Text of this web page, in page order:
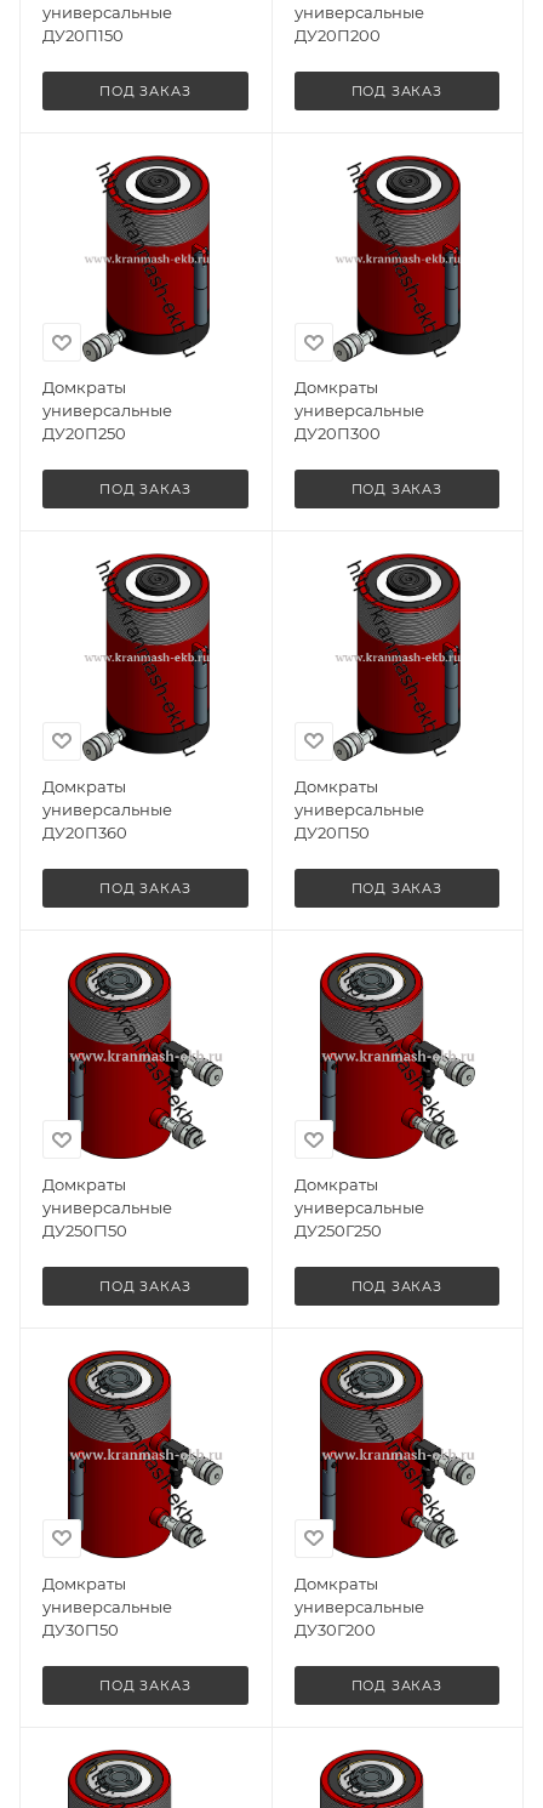
универсальные
ДУ20П150
ПОД ЗАКАЗ
универсальные
ДУ20П200
ПОД ЗАКАЗ
Домкраты
универсальные
ДУ20П250
ПОД ЗАКАЗ
Домкраты
универсальные
ДУ20П300
ПОД ЗАКАЗ
Домкраты
универсальные
ДУ20П360
ПОД ЗАКАЗ
Домкраты
универсальные
ДУ20П50
ПОД ЗАКАЗ
Домкраты
универсальные
ДУ250Г150
ПОД ЗАКАЗ
Домкраты
универсальные
ДУ250Г250
ПОД ЗАКАЗ
Домкраты
универсальные
ДУ30Г150
ПОД ЗАКАЗ
Домкраты
универсальные
ДУ30Г200
ПОД ЗАКАЗ